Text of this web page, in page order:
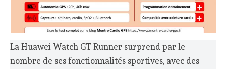
La Huawei Watch GT Runner surprend par le
nombre de ses fonctionnalités sportives, avec des